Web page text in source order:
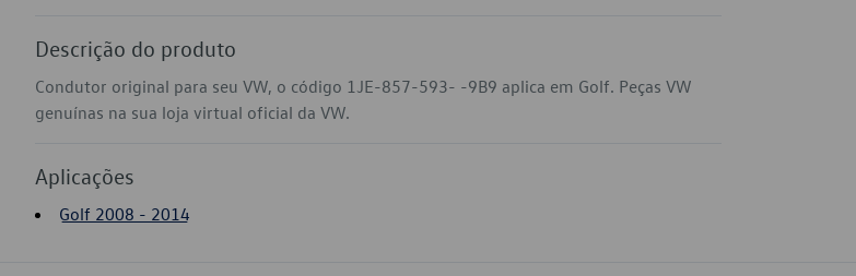
Descrição do produto
Condutor original para seu VW, o código 1JE-857-593- -9B9 aplica em Golf. Peças VW
genuínas na sua loja virtual oficial da VW.
Aplicações
Golf 2008 - 2014